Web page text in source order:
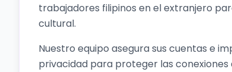
trabajadores filipinos en el extranjero
cultural.
Nuestro equipo asegura sus cuentas e
privacidad para proteger las conexiones